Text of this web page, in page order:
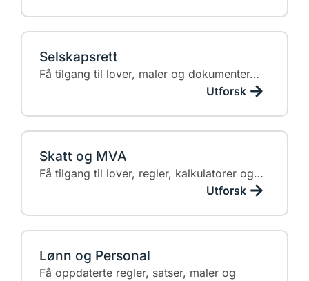
Selskapsrett
Få tilgang til lover, maler og dokumenter…
Utforsk
Skatt og MVA
Få tilgang til lover, regler, kalkulatorer og…
Utforsk
Lønn og Personal
Få oppdaterte regler, satser, maler og